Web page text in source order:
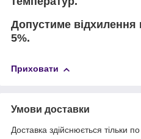
Допустиме відхилення
5%.
Приховати
Умови доставки
Доставка здійснюється тільки